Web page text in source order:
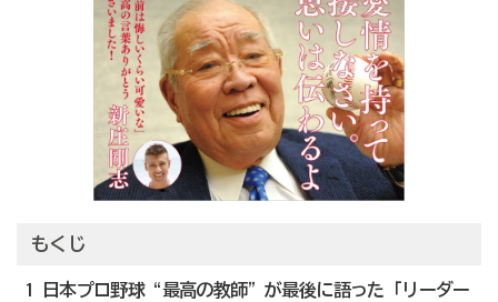
もくじ
1 日本プロ野球“最高の教師”が最後に語った「リーダー